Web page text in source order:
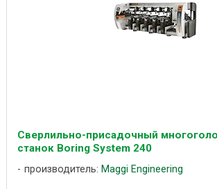
Сверлильно-присадочный
станок Boring System 240
производитель: Maggi Engineering